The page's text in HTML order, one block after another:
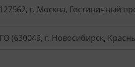
г. Москва, Гостиничный
(630049, г. Новосибирск,